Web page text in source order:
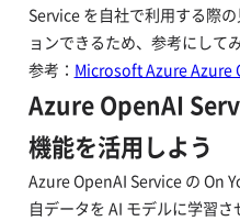
Service を自社で利用する際
ョンできるため、参考にして
参考： Microsoft Azure Azure
Azure OpenAI
機能を活用しよう
Azure OpenAI Service の On
自データを AI モデルに学習